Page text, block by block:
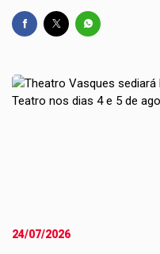
24/07/2026